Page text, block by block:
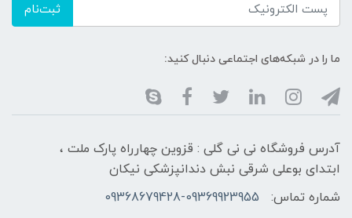
ثبت‌نام
ما را در شبکه‌های اجتماعی دنبال کنید:
آدرس فروشگاه نی نی گلی : قزوین چهارراه پارک ملت ،
ابتدای بوعلی شرقی نبش دندانپزشکی نیکان
شماره تماس:
09368679428-09369923955